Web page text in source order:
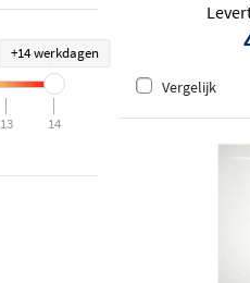
+14 werkdagen
13 14
Vergelijk